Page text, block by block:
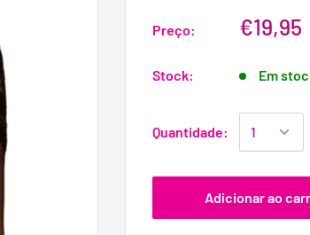
Preço: €19,95
Stock: Em
Quantidade:
Adicionar ao